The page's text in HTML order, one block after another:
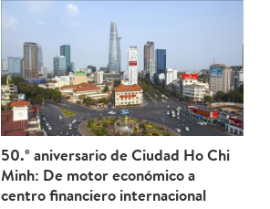
50.º aniversario de Ciudad Ho Chi
Minh: De motor económico a
centro financiero internacional